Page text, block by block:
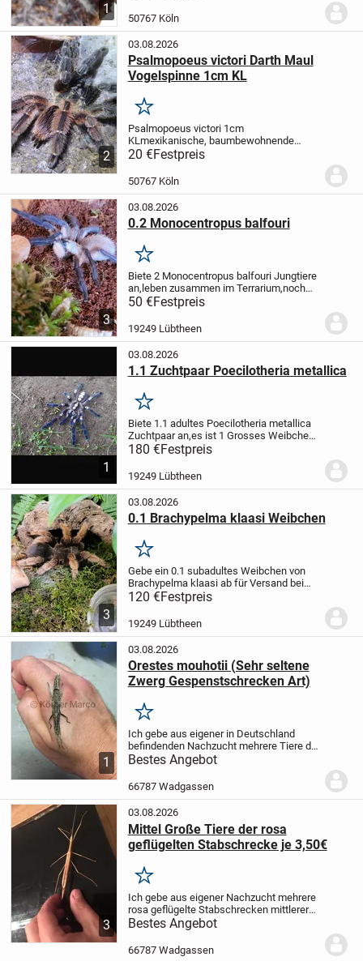
1
50767 Köln
2
03.08.2026
Psalmopoeus victori Darth Maul
Vogelspinne 1cm KL
Merken
Psalmopoeus victori 1cm
KL mexikanische, baumbewohnende
Vogelspinnenartdeutsche Nachzucht
Abgabe von mehreren Tieren möglich
20 €Festpreis
50767 Köln
3
03.08.2026
0.2 Monocentropus balfouri
Merken
Biete 2 Monocentropus balfouri Jungtiere
an,leben zusammen im Terrarium,noch
geschlechtlich unbestimmt, fressen und
wachsen gut. Friedlich. Wunderschöne
Blaufärbung,nur zusammen abzugeben.
50 €Festpreis
19249 Lübtheen
1
03.08.2026
1.1 Zuchtpaar Poecilotheria metallica
Merken
Biete 1.1 adultes Poecilotheria metallica
Zuchtpaar an,es ist 1 Grosses Weibchen
mit Kokonerfahrung und 1 Männchen mit
Reifehäutung ,beide sind gut eingelebt im
Terrarium mit Herkunftsnachweis. Gern...
180 €Festpreis
19249 Lübtheen
3
03.08.2026
0.1 Brachypelma klaasi Weibchen
Merken
Gebe ein 0.1 subadultes Weibchen von
Brachypelma klaasi ab für Versand bei
passenden Temperaturen.
Herkunftsnachweis ist selbstverständlich
dabei. Bei Intersse oder Fragen gerne
120 €Festpreis
19249 Lübtheen
1
03.08.2026
Orestes mouhotii (Sehr seltene
Zwerg Gespenstschrecken Art)
Merken
Ich gebe aus eigener in Deutschland
befindenden Nachzucht mehrere Tiere der
sehr seltenen Zwerg Gespenstschrecken
Art der Art Orestes mouhotii ab.
können sowohl einzeln oder in Gruppen...
Bestes Angebot
66787 Wadgassen
3
03.08.2026
Mittel Große Tiere der rosa
geflügelten Stabschrecke je 3,50€
Merken
Ich gebe aus eigener Nachzucht mehrere
rosa geflügelte Stabschrecken mittlerer
Größe ab. Die Tiere können sowohl
einzeln oder in Gruppen gehalten werden.
Eine Haltung mit anderen Insekten- oder...
Bestes Angebot
66787 Wadgassen